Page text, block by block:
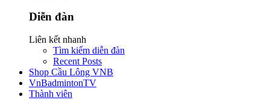
Diễn đàn
Liên kết nhanh
Tìm kiếm diễn đàn
Recent Posts
Shop Cầu Lông VNB
VnBadmintonTV
Thành viên